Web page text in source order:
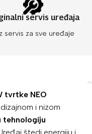
servis uređaja
servis za sve uređaje
tvrtke NEO
i nizom
tehnologiju
štedi energiju i